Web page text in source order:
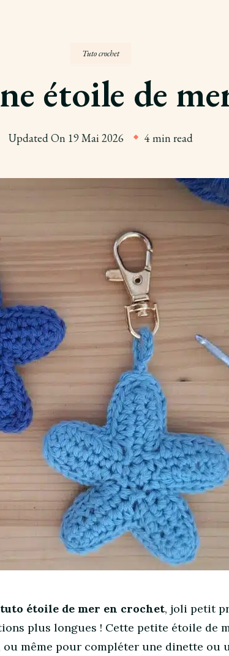
Tuto crochet
étoile de
Updated On 19 Mai 2026 4 min read
tuto étoile de mer en crochet, joli petit
plus longues ! Cette petite étoile de
même pour compléter une dinette ou